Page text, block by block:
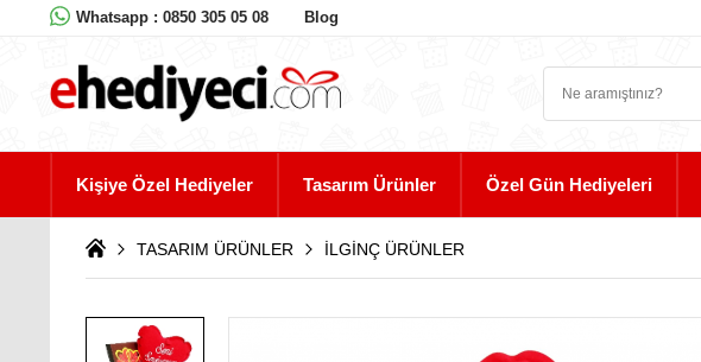
Whatsapp : 0850 305 05 08 Blog
Kişiye Özel Hediyeler Tasarım Ürünler Özel Gün Hediyeleri
TASARIM ÜRÜNLER İLGİNÇ ÜRÜNLER